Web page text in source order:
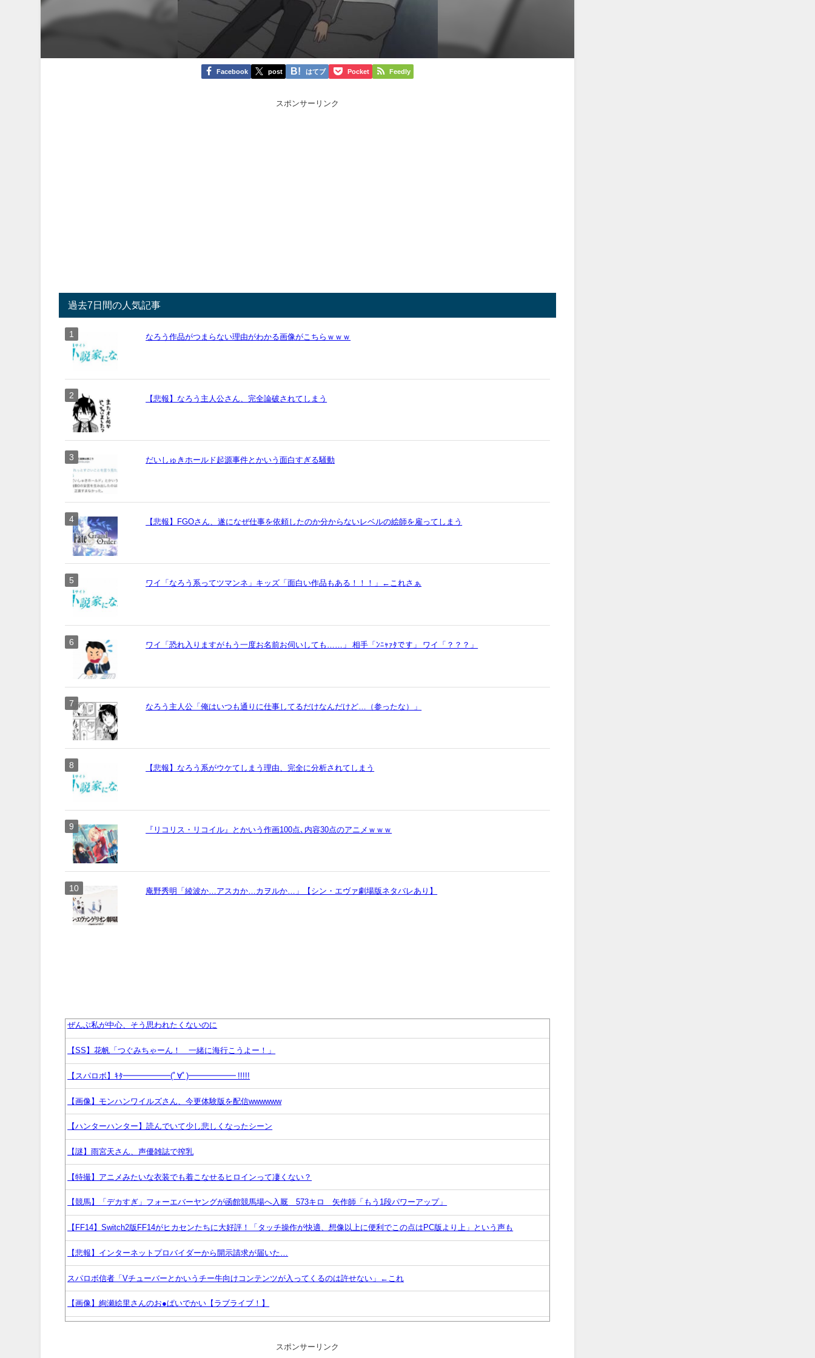
Facebook post はてブ Pocket Feedly
スポンサーリンク
過去7日間の人気記事
なろう作品がつまらない理由がわかる画像がこちらｗｗｗ
【悲報】なろう主人公さん、完全論破されてしまう
だいしゅきホールド起源事件とかいう面白すぎる騒動
【悲報】FGOさん、遂になぜ仕事を依頼したのか分からないレベルの絵師を雇ってしまう
ワイ「なろう系ってツマンネ」キッズ「面白い作品もある！！！」←これさぁ
ワイ「恐れ入りますがもう一度お名前お伺いしても……」 相手「ﾝﾆｬｧﾀです」 ワイ「？？？」
なろう主人公「俺はいつも通りに仕事してるだけなんだけど…（参ったな）」
【悲報】なろう系がウケてしまう理由、完全に分析されてしまう
『リコリス・リコイル』とかいう作画100点､内容30点のアニメｗｗｗ
庵野秀明「綾波か…アスカか…カヲルか…」【シン・エヴァ劇場版ネタバレあり】
ぜんぶ私が中心、そう思われたくないのに
【SS】花帆「つぐみちゃーん！ 一緒に海行こうよー！」
【スパロボ】ｷﾀ━━━━━━(ﾟ∀ﾟ)━━━━━━ !!!!!
【画像】モンハンワイルズさん、今更体験版を配信wwwwww
【ハンターハンター】読んでいて少し悲しくなったシーン
【謎】雨宮天さん、声優雑誌で搾乳
【特撮】アニメみたいな衣装でも着こなせるヒロインって凄くない？
【競馬】「デカすぎ」フォーエバーヤングが函館競馬場へ入厩 573キロ 矢作師「もう1段パワーアップ」
【FF14】Switch2版FF14がヒカセンたちに大好評！「タッチ操作が快適、想像以上に便利でこの点はPC版より上」という声も
【悲報】インターネットプロバイダーから開示請求が届いた…
スパロボ信者「Vチューバーとかいうチー牛向けコンテンツが入ってくるのは許せない」←これ
【画像】絢瀬絵里さんのお●ぱいでかい【ラブライブ！】
スポンサーリンク